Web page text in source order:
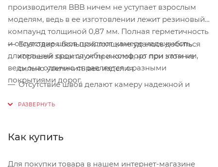
производителя BBB ничем не уступает взрослым
моделям, ведь в ее изготовлении лежит резиновый
компаунд толщиной 0,87 мм. Полная герметичность
и отсутствие швов придают камере надежность,
длительный срок службы и комфорт при катании,
ведь она отлично справляется с разными
покрытиями дорог.
Особенности:
Благодаря большой толщине удалось добиться
хорошей защиты от проколов, но при этом не
сильно увеличить вес изделия.
Отсутствие швов делают камеру надежной и
аналоги, что позволяет ей лучше противостоять
Благодаря низком весу эта модель не будет
Как купить
Для покупки товара в нашем интернет-магазине